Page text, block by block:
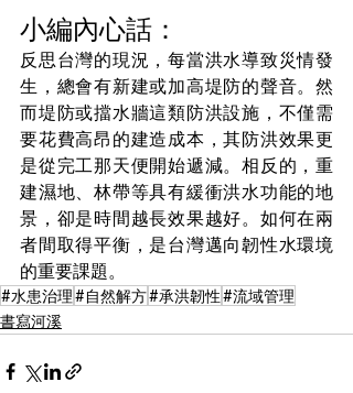
小編內心話：
反思台灣的現況，每當洪水導致災情發
生，總會有新建或加高堤防的聲音。然
而堤防或擋水牆這類防洪設施，不僅需
要花費高昂的建造成本，其防洪效果更
是從完工那天便開始遞減。相反的，重
建濕地、林帶等具有緩衝洪水功能的地
景，卻是時間越長效果越好。如何在兩
者間取得平衡，是台灣邁向韌性水環境
的重要課題。
#水患治理#自然解方#承洪韌性#流域管理
書寫河溪